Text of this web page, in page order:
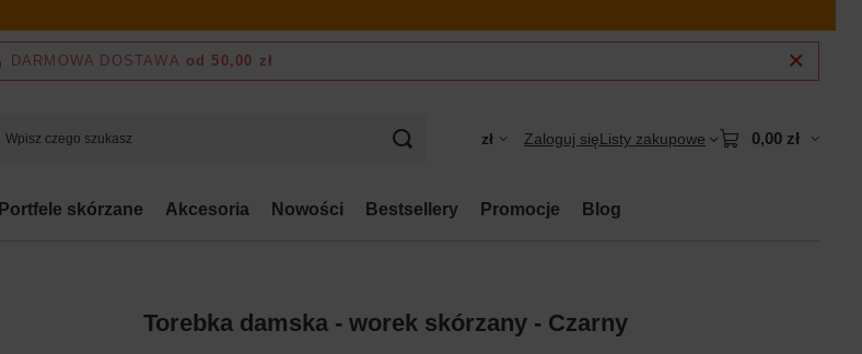
DARMOWA DOSTAWA od 50,00 zł
zł Zaloguj sięListy zakupowe 0,00 zł
Portfele skórzane Akcesoria Nowości Bestsellery Promocje Blog
Torebka damska - worek skórzany - Czarny